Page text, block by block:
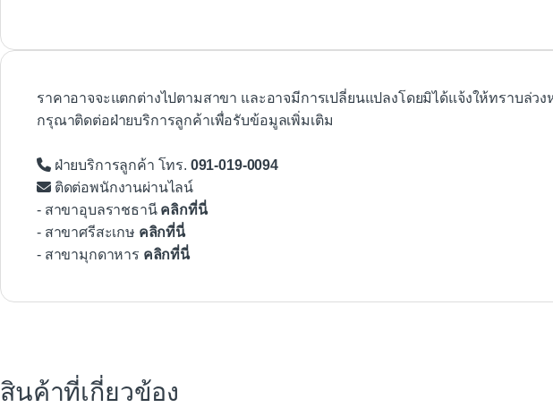
ราคาอาจจะแตกต่างไปตามสาขา และอาจมีการเปลี่ยนแปลงโดยมิได้แจ้งให้ทราบล่วง
กรุณาติดต่อฝ่ายบริการลูกค้าเพื่อรับข้อมูลเพิ่มเติม
ฝ่ายบริการลูกค้า โทร. 091-019-0094
ติดต่อพนักงานผ่านไลน์
- สาขาอุบลราชธานี คลิกที่นี่
- สาขาศรีสะเกษ คลิกที่นี่
- สาขามุกดาหาร คลิกที่นี่
สินค้าที่เกี่ยวข้อง